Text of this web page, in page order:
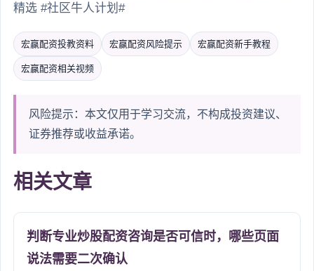
精选 #社区牛人计划#
宏赢配资投教资料 宏赢配资风险提示 宏赢配资新手教程
宏赢配资相关视频
风险提示：本文仅用于学习交流，不构成投资建议、
证券推荐或收益承诺。
相关文章
判断专业炒股配资咨询是否可信时，哪些页面
说法需要二次确认